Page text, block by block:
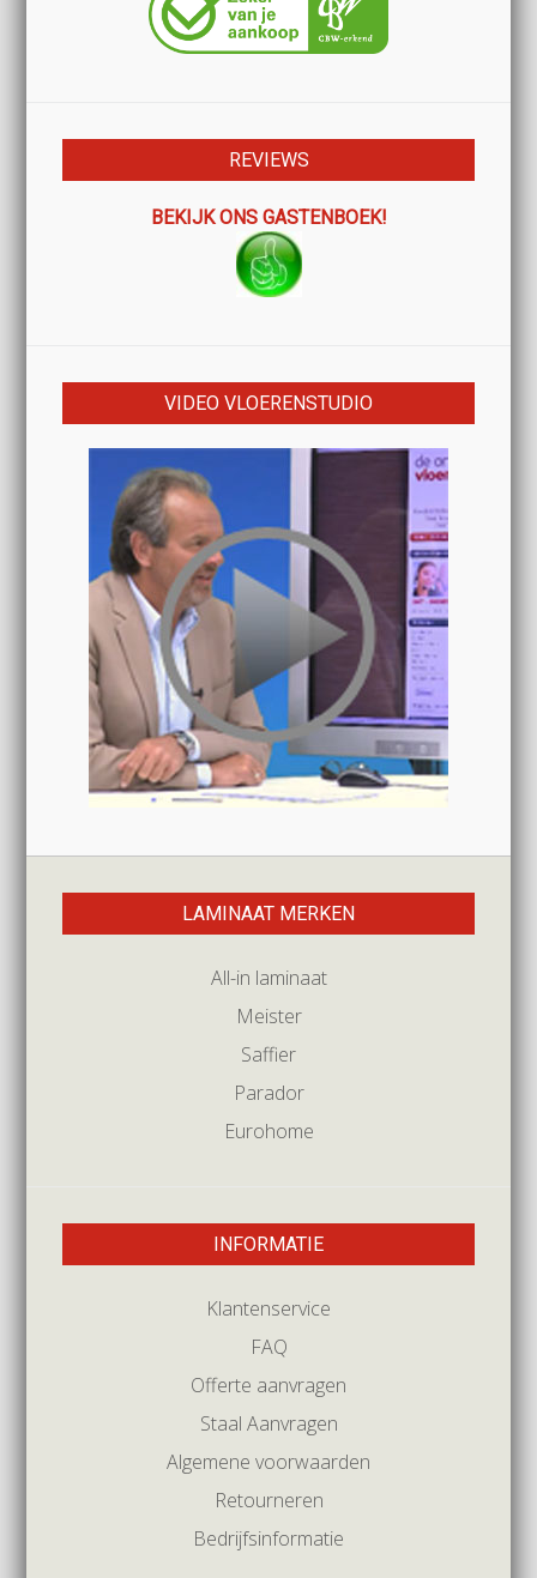
REVIEWS
BEKIJK ONS GASTENBOEK!
VIDEO VLOERENSTUDIO
LAMINAAT MERKEN
All-in laminaat
Meister
Saffier
Parador
Eurohome
INFORMATIE
Klantenservice
FAQ
Offerte aanvragen
Staal Aanvragen
Algemene voorwaarden
Retourneren
Bedrijfsinformatie